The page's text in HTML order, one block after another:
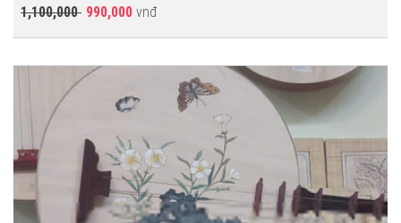
1,100,000 990,000 vnđ